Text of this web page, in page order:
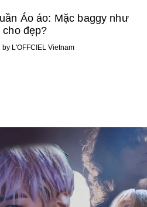
Áo áo: Mặc baggy như
cho đẹp?
L'OFFCIEL Vietnam